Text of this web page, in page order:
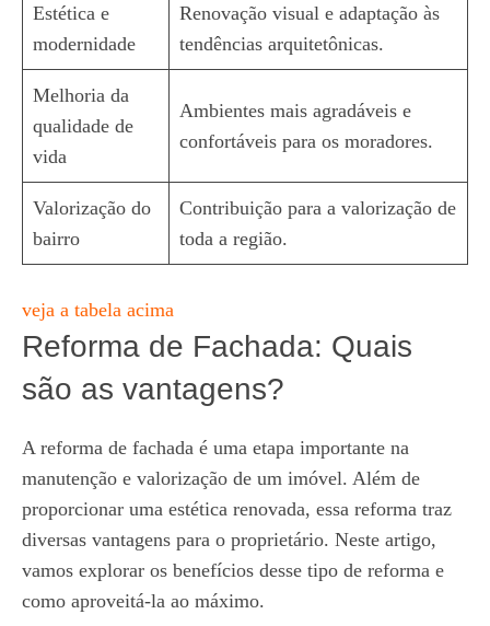
Estética e
modernidade
Renovação visual e adaptação às
tendências arquitetônicas.
Melhoria da
qualidade de
vida
Ambientes mais agradáveis e
confortáveis para os moradores.
Valorização do
bairro
Contribuição para a valorização de
toda a região.
veja a tabela acima
Reforma de Fachada: Quais
são as vantagens?
A reforma de fachada é uma etapa importante na
manutenção e valorização de um imóvel. Além de
proporcionar uma estética renovada, essa reforma traz
diversas vantagens para o proprietário. Neste artigo,
vamos explorar os benefícios desse tipo de reforma e
como aproveitá-la ao máximo.